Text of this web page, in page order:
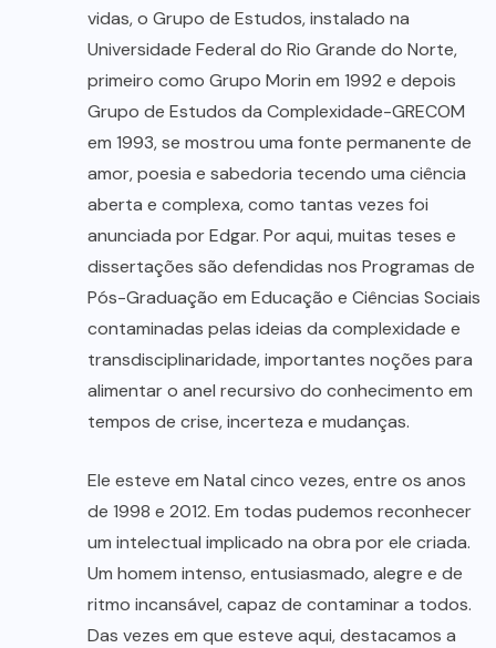
vidas, o Grupo de Estudos, instalado na
Universidade Federal do Rio Grande do Norte,
primeiro como Grupo Morin em 1992 e depois
Grupo de Estudos da Complexidade-GRECOM
em 1993, se mostrou uma fonte permanente de
amor, poesia e sabedoria tecendo uma ciência
aberta e complexa, como tantas vezes foi
anunciada por Edgar. Por aqui, muitas teses e
dissertações são defendidas nos Programas de
Pós-Graduação em Educação e Ciências Sociais
contaminadas pelas ideias da complexidade e
transdisciplinaridade, importantes noções para
alimentar o anel recursivo do conhecimento em
tempos de crise, incerteza e mudanças.
Ele esteve em Natal cinco vezes, entre os anos
de 1998 e 2012. Em todas pudemos reconhecer
um intelectual implicado na obra por ele criada.
Um homem intenso, entusiasmado, alegre e de
ritmo incansável, capaz de contaminar a todos.
Das vezes em que esteve aqui, destacamos a